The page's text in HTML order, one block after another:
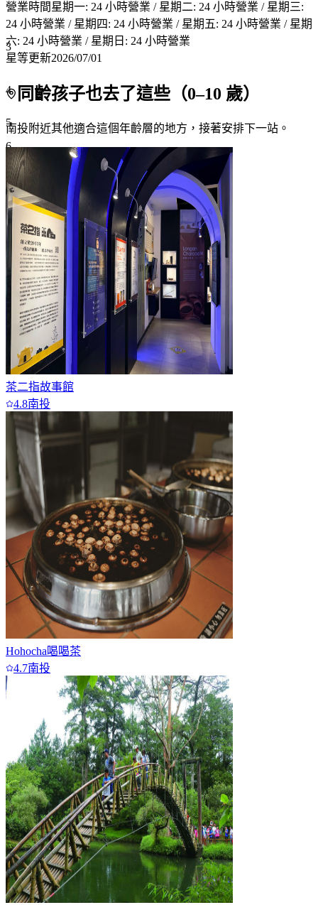
3
4
5
6
7+
營業時間星期一: 24 小時營業 / 星期二: 24 小時營業 / 星期三:
24 小時營業 / 星期四: 24 小時營業 / 星期五: 24 小時營業 / 星期
六: 24 小時營業 / 星期日: 24 小時營業
星等更新2026/07/01
同齡孩子也去了這些（0–10 歲）
南投附近其他適合這個年齡層的地方，接著安排下一站。
茶二指故事館
4.8南投
Hohocha喝喝茶
4.7南投